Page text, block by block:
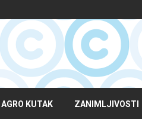
AGRO KUTAK ZANIMLJIVOSTI